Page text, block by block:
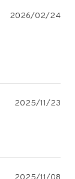
2026/02/24
2025/11/23